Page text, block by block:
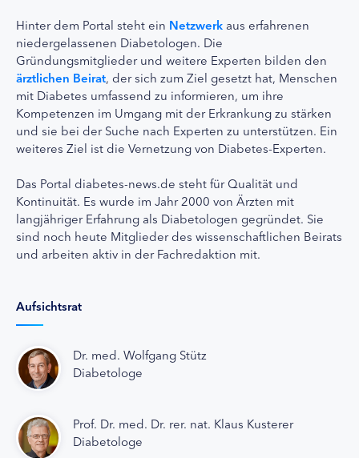
Hinter dem Portal steht ein Netzwerk aus erfahrenen
niedergelassenen Diabetologen. Die
Gründungsmitglieder und weitere Experten bilden den
ärztlichen Beirat, der sich zum Ziel gesetzt hat, Menschen
mit Diabetes umfassend zu informieren, um ihre
Kompetenzen im Umgang mit der Erkrankung zu stärken
und sie bei der Suche nach Experten zu unterstützen. Ein
weiteres Ziel ist die Vernetzung von Diabetes-Experten.
Das Portal diabetes-news.de steht für Qualität und
Kontinuität. Es wurde im Jahr 2000 von Ärzten mit
langjähriger Erfahrung als Diabetologen gegründet. Sie
sind noch heute Mitglieder des wissenschaftlichen Beirats
und arbeiten aktiv in der Fachredaktion mit.
Aufsichtsrat
Dr. med. Wolfgang Stütz
Diabetologe
Prof. Dr. med. Dr. rer. nat. Klaus Kusterer
Diabetologe